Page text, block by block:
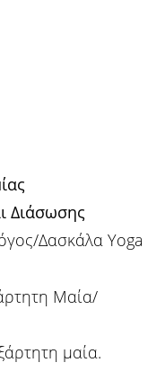
Διάσωσης
Δασκάλα Yoga
Mαία/
μαία.